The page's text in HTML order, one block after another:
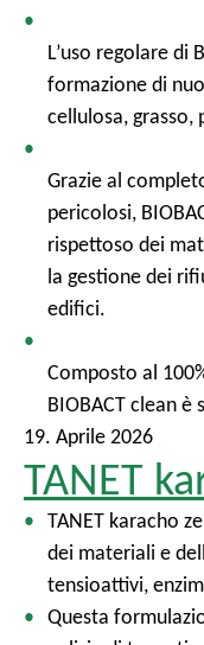
L’uso regolare di
formazione di
cellulosa,
Grazie al
pericolosi,
rispettoso dei
la gestione dei
edifici.
Composto al
BIOBACT clean è
19. Aprile 2026
TANET
TANET karacho
dei materiali e
tensioattivi,
Questa